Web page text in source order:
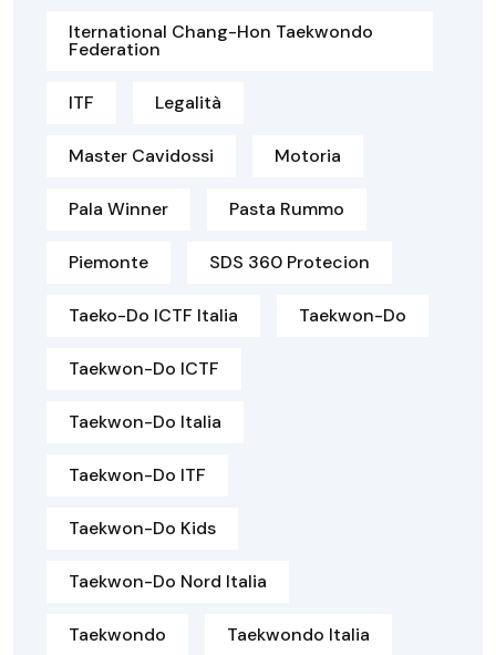
Iternational Chang-Hon Taekwondo
Federation
ITF Legalità
Master Cavidossi Motoria
Pala Winner Pasta Rummo
Piemonte SDS 360 Protecion
Taeko-Do ICTF Italia Taekwon-Do
Taekwon-Do ICTF
Taekwon-Do Italia
Taekwon-Do ITF
Taekwon-Do Kids
Taekwon-Do Nord Italia
Taekwondo Taekwondo Italia